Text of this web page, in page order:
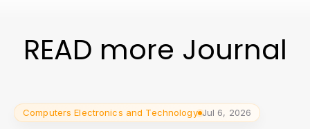
READ more Journal
Computers Electronics and Technology Jul 6, 2026